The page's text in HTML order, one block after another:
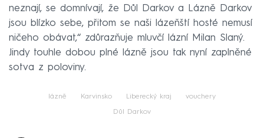
neznají, se domnívají, že Důl Darkov a Lázně Darkov
jsou blízko sebe, přitom se naši lázeňští hosté nemusí
ničeho obávat,“ zdůrazňuje mluvčí lázní Milan Slaný.
Jindy touhle dobou plné lázně jsou tak nyní zaplněné
sotva z poloviny.
lázně Karvinsko Liberecký kraj vouchery
Důl Darkov